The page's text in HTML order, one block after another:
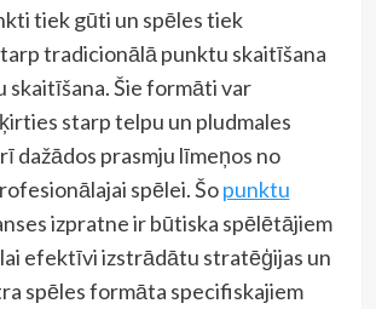
tiek gūti un spēles tiek
tradicionālā punktu skaitīšana
skaitīšana. Šie formāti var
starp telpu un pludmales
dažādos prasmju līmeņos no
spēlei. Šopunktu
izpratne ir būtiska spēlētājiem
efektīvi izstrādātu stratēģijas un
spēles formāta specifiskajiem